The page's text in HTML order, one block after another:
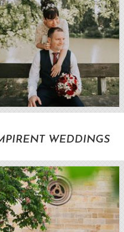
Volat pro zjištění
WEDDINGS